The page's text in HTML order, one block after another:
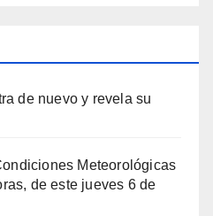
de nuevo y revela su
Meteorológicas
de este jueves 6 de